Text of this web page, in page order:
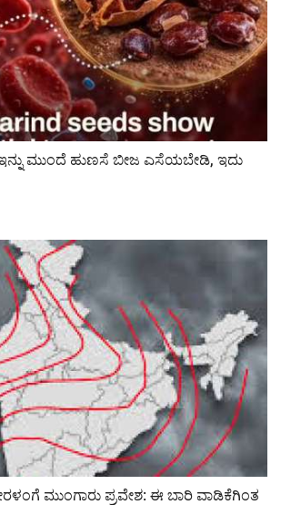
ಇನ್ನು ಮುಂದೆ ಹುಣಸೆ ಬೀಜ ಎಸೆಯಬೇಡಿ, ಇದು
ಮುಂಗಾರು ಪ್ರವೇಶ: ಈ ಬಾರಿ ವಾಡಿಕೆಗಿಂತ